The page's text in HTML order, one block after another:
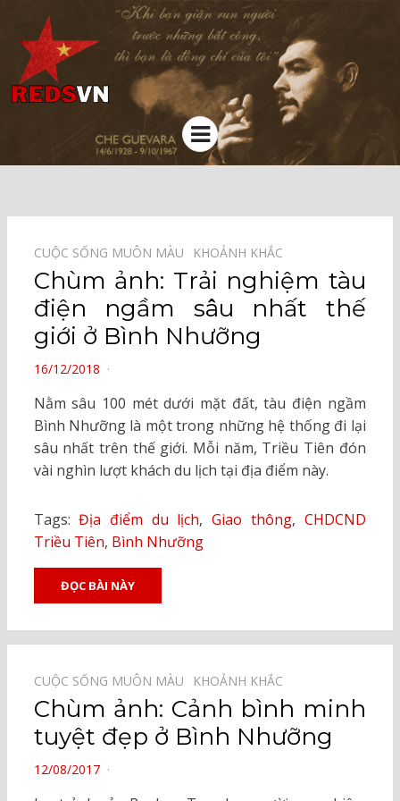
Kênh chia sẻ tri thức cộng đồng
Menu
CUỘC SỐNG MUÔN MÀU⠀ KHOẢNH KHẮC⠀
Chùm ảnh: Trải nghiệm tàu
điện ngầm sâu nhất thế
giới ở Bình Nhưỡng
POSTED
16/12/2018
Nằm sâu 100 mét dưới mặt đất, tàu điện ngầm
Bình Nhưỡng là một trong những hệ thống đi lại
sâu nhất trên thế giới. Mỗi năm, Triều Tiên đón
vài nghìn lượt khách du lịch tại địa điểm này.
Tags:Địa điểm du lịch,Giao thông, CHDCND
Triều Tiên, Bình Nhưỡng
ĐỌC BÀI NÀY
CUỘC SỐNG MUÔN MÀU⠀ KHOẢNH KHẮC⠀
Chùm ảnh: Cảnh bình minh
tuyệt đẹp ở Bình Nhưỡng
POSTED
12/08/2017